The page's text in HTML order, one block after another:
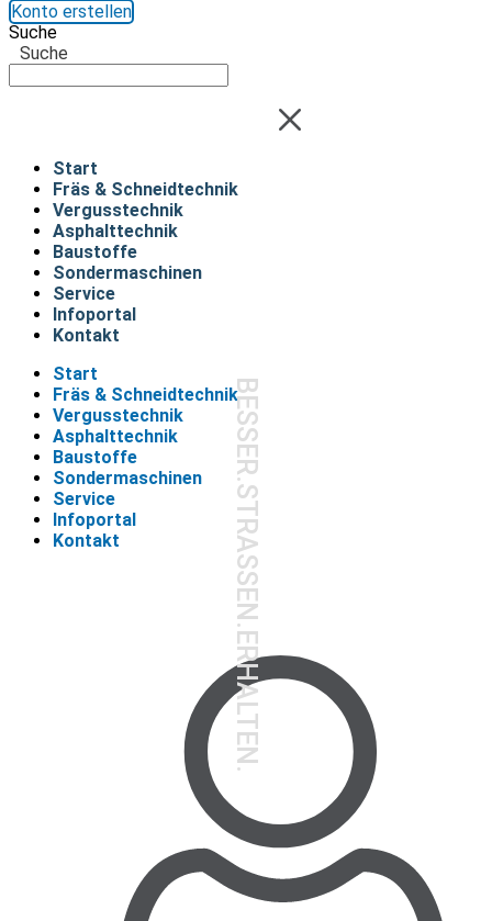
Konto erstellen
Suche
Suche
Start
Fräs & Schneidtechnik
Vergusstechnik
Asphalttechnik
Baustoffe
Sondermaschinen
Service
Infoportal
Kontakt
Start
Fräs & Schneidtechnik
Vergusstechnik
Asphalttechnik
Baustoffe
Sondermaschinen
Service
Infoportal
Kontakt
BESSER.STRASSEN.ERHALTEN.